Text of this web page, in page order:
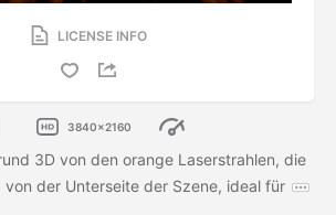
LICENSE INFO
3840x2160
3D von den orange Laserstrahlen, die
der Unterseite der Szene, ideal für